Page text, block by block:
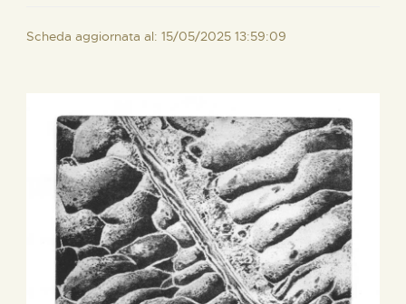
Scheda aggiornata al: 15/05/2025 13:59:09